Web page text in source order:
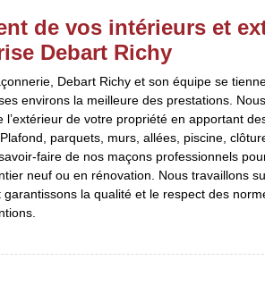
de vos intérieurs et
Debart Richy
Debart Richy et son équipe se
environs la meilleure des prestations.
l’extérieur de votre propriété en apportant
parquets, murs, allées, piscine,
faire de nos maçons professionnels
neuf ou en rénovation. Nous travaillons
la qualité et le respect des